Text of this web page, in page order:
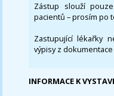
Zástup slouží
pacientů – prosím po
Zastupující lékařky
výpisy z
INFORMACE K